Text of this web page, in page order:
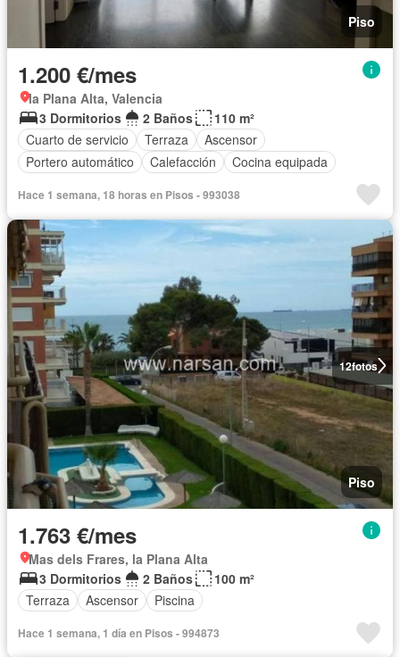
Piso
1.200 €/mes
la Plana Alta, Valencia
3 Dormitorios
2 Baños
110 m²
Cuarto de servicio
Terraza
Ascensor
Portero automático
Calefacción Cocina equipada
Hace 1 semana, 18 horas en Pisos - 993038
12fotos
Piso
1.763 €/mes
Mas dels Frares, la Plana Alta
3 Dormitorios
2 Baños
100 m²
Terraza
Ascensor Piscina
Hace 1 semana, 1 día en Pisos - 994873